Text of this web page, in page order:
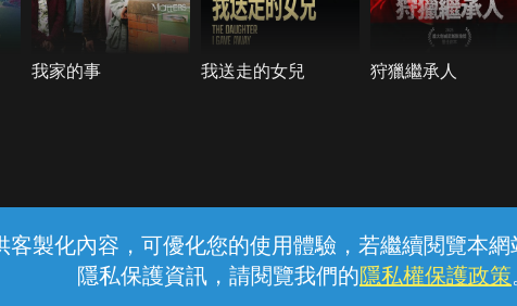
客製化內容，可優化您的使用體驗，若繼續閱覽本
隱私保護資訊，請閱覽我們的隱私權保護政策
我家的事 我送走的女兒 狩獵繼承人
線上客服 服務條款 隱私權保護
中華電信股份有限公司個人家庭分公司 (統一編號：